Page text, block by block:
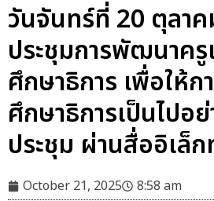
วันจันทร์ที่ 20 ตุลา
ประชุมการพัฒนาค
ศึกษาธิการ เพื่อให้
ศึกษาธิการเป็นไปอ
ประชุม ผ่านสื่ออิเล็
October 21, 2025 8:58 am